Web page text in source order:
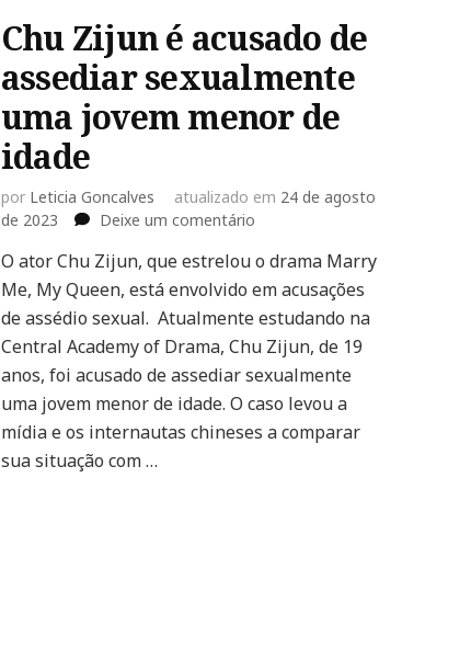
Chu Zijun é acusado de
assediar sexualmente
uma jovem menor de
idade
por Leticia Goncalves atualizado em 24 de agosto
de 2023
Deixe um comentárioem
Zijun
é
acusado
assediar
sexualmente
uma
jovem
O ator Chu Zijun, que estrelou o drama Marry
Me, My Queen, está envolvido em acusações
de assédio sexual. Atualmente estudando na
Central Academy of Drama, Chu Zijun, de 19
anos, foi acusado de assediar sexualmente
uma jovem menor de idade. O caso levou a
mídia e os internautas chineses a comparar
sua situação com …